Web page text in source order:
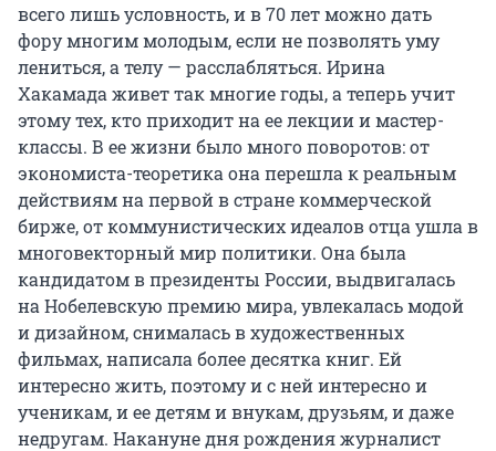
всего лишь условность, и в 70 лет можно дать
фору многим молодым, если не позволять уму
лениться, а телу — расслабляться. Ирина
Хакамада живет так многие годы, а теперь учит
этому тех, кто приходит на ее лекции и мастер-
классы. В ее жизни было много поворотов: от
экономиста-теоретика она перешла к реальным
действиям на первой в стране коммерческой
бирже, от коммунистических идеалов отца ушла в
многовекторный мир политики. Она была
кандидатом в президенты России, выдвигалась
на Нобелевскую премию мира, увлекалась модой
и дизайном, снималась в художественных
фильмах, написала более десятка книг. Ей
интересно жить, поэтому и с ней интересно и
ученикам, и ее детям и внукам, друзьям, и даже
недругам. Накануне дня рождения журналист